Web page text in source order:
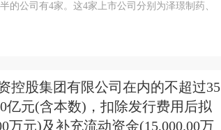
公司有4家。这4家上市公司分别为泽璟制药、
控股集团有限公司在内的不超过35
元(含本数)，扣除发行费用后拟
万元)及补充流动资金(15,000.00万